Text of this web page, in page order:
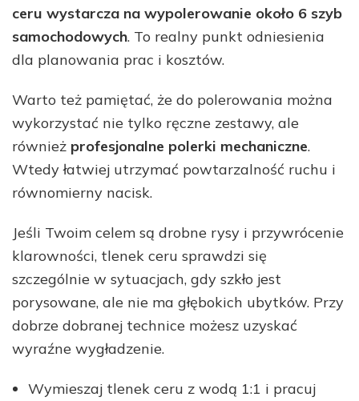
ceru wystarcza na wypolerowanie około 6 szyb
samochodowych. To realny punkt odniesienia
dla planowania prac i kosztów.
Warto też pamiętać, że do polerowania można
wykorzystać nie tylko ręczne zestawy, ale
również profesjonalne polerki mechaniczne.
Wtedy łatwiej utrzymać powtarzalność ruchu i
równomierny nacisk.
Jeśli Twoim celem są drobne rysy i przywrócenie
klarowności, tlenek ceru sprawdzi się
szczególnie w sytuacjach, gdy szkło jest
porysowane, ale nie ma głębokich ubytków. Przy
dobrze dobranej technice możesz uzyskać
wyraźne wygładzenie.
Wymieszaj tlenek ceru z wodą 1:1 i pracuj